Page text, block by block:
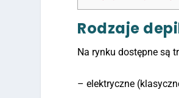
Rodzaje
Na rynku dostępne są
– elektryczne